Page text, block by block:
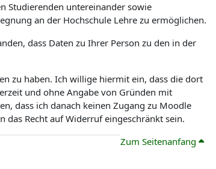
Studierenden untereinander sowie
an der Hochschule Lehre zu ermöglichen.
dass Daten zu Ihrer Person zu den in der
zu haben. Ich willige hiermit ein, dass die dort
und ohne Angabe von Gründen mit
dass ich danach keinen Zugang zu Moodle
Recht auf Widerruf eingeschränkt sein.
Zum Seitenanfang